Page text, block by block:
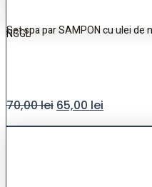
Set spa par SAMPON cu ulei de
NGGL
70,00lei 65,00 lei